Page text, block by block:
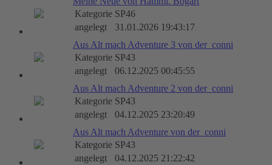
Kategorie SP46
angelegt
31.01.2026 19:43:17
Aus Alt mach Adventure 3 von der_conni
Kategorie SP43
angelegt
06.12.2025 00:45:55
Aus Alt mach Adventure 2 von der_conni
Kategorie SP43
angelegt
04.12.2025 23:20:49
Aus Alt mach Adventure von der_conni
Kategorie SP43
angelegt
04.12.2025 21:22:42